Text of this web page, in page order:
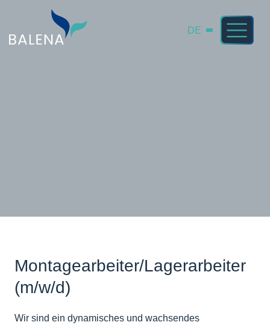
DE
Montagearbeiter/Lagerarbeiter
(m/w/d)
Wir sind ein dynamisches und wachsendes